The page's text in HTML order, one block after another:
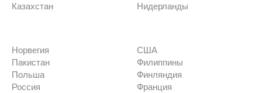
Казахстан
Нидерланды
Норвегия
Пакистан
Польша
Россия
США
Филиппины
Финляндия
Франция